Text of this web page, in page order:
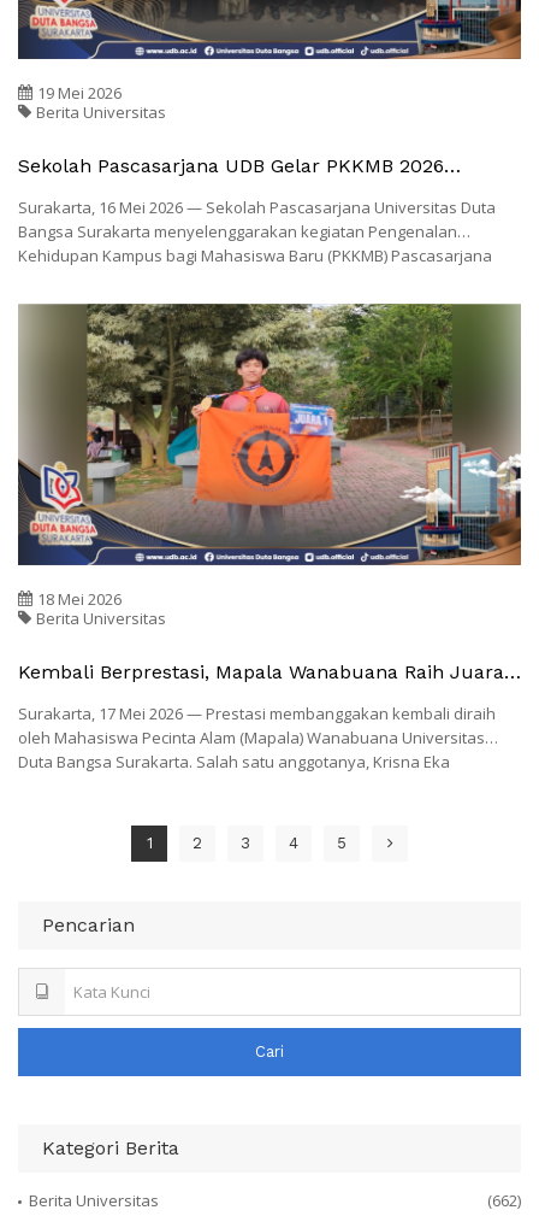
19 Mei 2026
Berita Universitas
Sekolah Pascasarjana UDB Gelar PKKMB 2026
Surakarta, 16 Mei 2026 — Sekolah Pascasarjana Universitas Duta
Bangsa Surakarta menyelenggarakan kegiatan Pengenalan
Kehidupan Kampus bagi Mahasiswa Baru (PKKMB) Pascasarjana
18 Mei 2026
Berita Universitas
Kembali Berprestasi, Mapala Wanabuana Raih Juara 1
Surakarta, 17 Mei 2026 — Prestasi membanggakan kembali diraih
oleh Mahasiswa Pecinta Alam (Mapala) Wanabuana Universitas
Duta Bangsa Surakarta. Salah satu anggotanya, Krisna Eka
1 2 3 4 5
Pencarian
Cari
Kategori Berita
Berita Universitas (662)